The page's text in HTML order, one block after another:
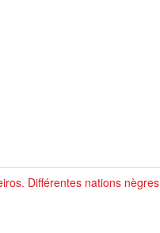
Différentes nations nègres